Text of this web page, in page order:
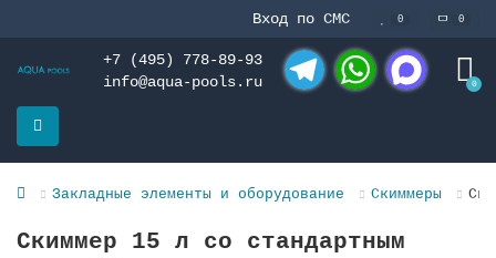
Вход по СМС 0 0
+7 (495) 778-89-93
info@aqua-pools.ru
0
Закладные элементы и оборудование Скиммеры
Скиммер 15 л со стандартным